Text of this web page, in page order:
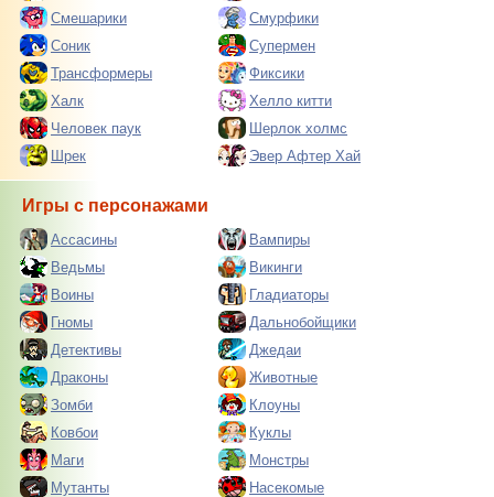
Смешарики
Смурфики
Соник
Супермен
Трансформеры
Фиксики
Халк
Хелло китти
Человек паук
Шерлок холмс
Шрек
Эвер Афтер Хай
Игры с персонажами
Ассасины
Вампиры
Ведьмы
Викинги
Воины
Гладиаторы
Гномы
Дальнобойщики
Детективы
Джедаи
Драконы
Животные
Зомби
Клоуны
Ковбои
Куклы
Маги
Монстры
Мутанты
Насекомые